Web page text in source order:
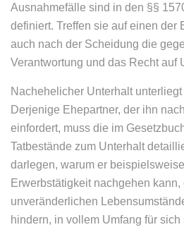
Ausnahmefälle sind in den §§
definiert. Treffen sie auf einen der
auch nach der Scheidung die
Verantwortung und das Recht auf
Nachehelicher Unterhalt
Derjenige Ehepartner, der ihn
einfordert, muss die im
Tatbestände zum Unterhalt
darlegen, warum er
Erwerbstätigkeit nachgehen kann,
unveränderlichen
hindern, in vollem Umfang für sich